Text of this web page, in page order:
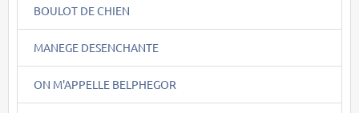
BOULOT DE CHIEN
MANEGE DESENCHANTE
ON M'APPELLE BELPHEGOR